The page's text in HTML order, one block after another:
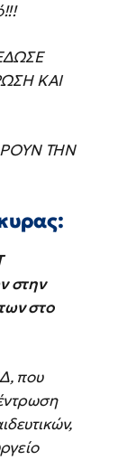
ΚΑΙ
ΤΗΝ
στην
στο
που